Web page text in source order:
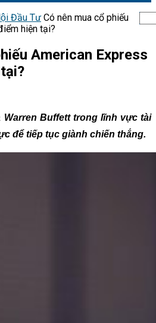
Đầu Tư Có nên mua cổ phiếu
hiện tại?
American Express
Buffett trong lĩnh vực tài
để tiếp tục giành chiến thắng.